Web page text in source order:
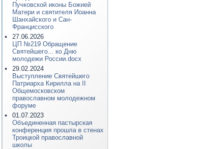
Пучковской иконы Божией
Матери и святителя Иоанна
Шанхайского и Сан-
Францисского
27.06.2026
ЦП №219 Обращение
Святейшего... ко Дню
молодежи России.docx
29.02.2024
Выступление Святейшего
Патриарха Кирилла на II
Общемосковском
православном молодежном
форуме
01.07.2023
Объединенная пастырская
конференция прошла в стенах
Троицкой православной
школы